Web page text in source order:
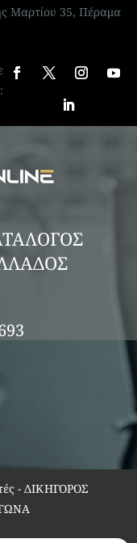
Μαρτίου 35, Πέραμα
- ΔΙΚΗΓΟΡΟΣ